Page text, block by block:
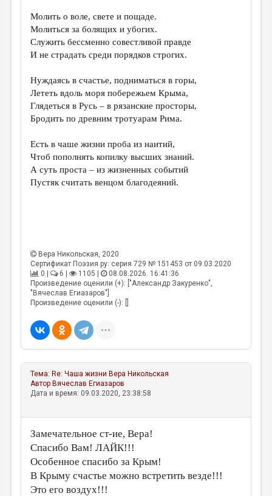
МАЛАЯ ПРОЗА
ЭССЕИСТИКА
ЛИТЕРАТУРОВЕДЕНИЕ
КУЛЬТУРОВЕДЕНИЕ
ПУБЛИЦИСТИКА
РЕЦЕНЗИРОВАНИЕ
ЦИКЛЫ ПУБЛИКАЦИЙ
ТРЕДИАКОВСКИЙ
МЕДИА
Молить о воле, свете и пощаде.
Молиться за болящих и убогих.
Служить бессменно совестливой правде
И не страдать среди порядков строгих.
Нуждаясь в счастье, подниматься в горы,
Лететь вдоль моря побережьем Крыма,
Глядеться в Русь – в рязанские просторы,
Бродить по древним тротуарам Рима.
Есть в чаше жизни проба из наитий,
Чтоб пополнять копилку высших знаний.
А суть проста – из жизненных событий
Пустяк считать венцом благодеяний.
Вера Никольская , 2020
Сертификат Поэзия.ру: серия 729 № 151453 от 09.03.2020
0 |
6 | 1105 |
08.08.2026. 16:41:36
Произведение оценили (+): ["Александр Закуренко",
"Вячеслав Егиазаров"]
Произведение оценили (-): []
Тема:Re: Чаша жизни Вера Никольская
АвторВячеслав Егиазаров
Дата и время: 09.03.2020, 23:38:58
Замечательное ст-ие, Вера!
Спасибо Вам! ЛАЙК!!!
Особенное спасибо за Крым!
В Крыму счастье можно встретить везде!!!
Это его воздух!!!